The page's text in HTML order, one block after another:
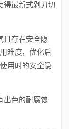
得最新式剁刀切
且存在安全隐
难度，优化后
用时的安全隐
出色的耐腐蚀